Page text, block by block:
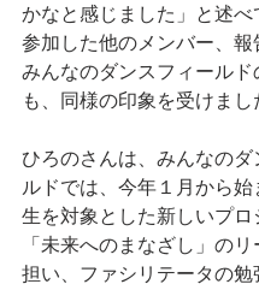
かなと感じました」と述べ
参加した他のメンバー、報
みんなのダンスフィールド
も、同様の印象を受けまし
ひろのさんは、みんなのダ
ルドでは、今年１月から始
生を対象とした新しいプロ
「未来へのまなざし」の
担い、ファシリテータの勉